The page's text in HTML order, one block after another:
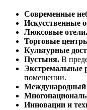
Современные
Искусственные
Люксовые отели.
Торговые
Культурные
Пустыня. В
Экстремальные
помещении.
Международный
Инновации и